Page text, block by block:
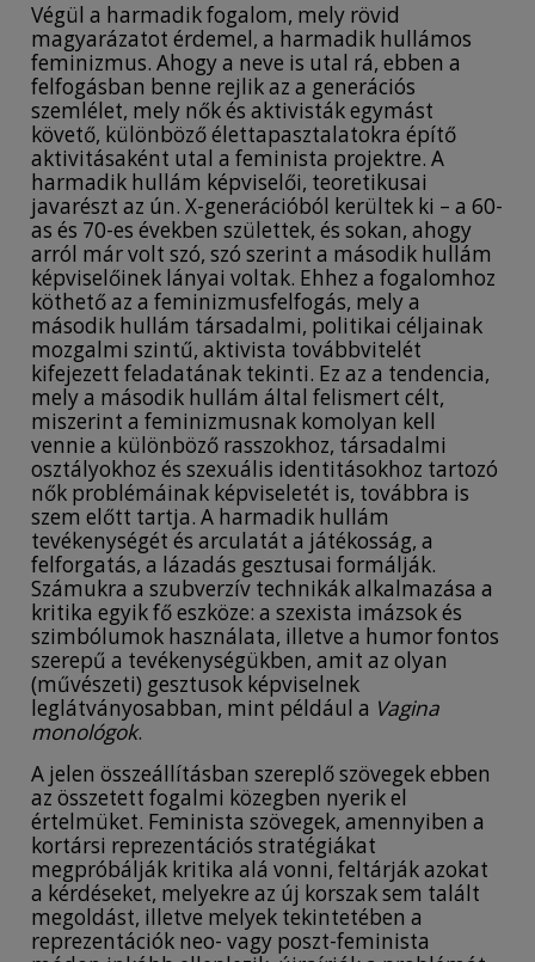
Végül a harmadik fogalom, mely rövid
magyarázatot érdemel, a harmadik hullámos
feminizmus. Ahogy a neve is utal rá, ebben a
felfogásban benne rejlik az a generációs
szemlélet, mely nők és aktivisták egymást
követő, különböző élettapasztalatokra építő
aktivitásaként utal a feminista projektre. A
harmadik hullám képviselői, teoretikusai
javarészt az ún. X-generációból kerültek ki – a 60-
as és 70-es években születtek, és sokan, ahogy
arról már volt szó, szó szerint a második hullám
képviselőinek lányai voltak. Ehhez a fogalomhoz
köthető az a feminizmusfelfogás, mely a
második hullám társadalmi, politikai céljainak
mozgalmi szintű, aktivista továbbvitelét
kifejezett feladatának tekinti. Ez az a tendencia,
mely a második hullám által felismert célt,
miszerint a feminizmusnak komolyan kell
vennie a különböző rasszokhoz, társadalmi
osztályokhoz és szexuális identitásokhoz tartozó
nők problémáinak képviseletét is, továbbra is
szem előtt tartja. A harmadik hullám
tevékenységét és arculatát a játékosság, a
felforgatás, a lázadás gesztusai formálják.
Számukra a szubverzív technikák alkalmazása a
kritika egyik fő eszköze: a szexista imázsok és
szimbólumok használata, illetve a humor fontos
szerepű a tevékenységükben, amit az olyan
(művészeti) gesztusok képviselnek
leglátványosabban, mint például a Vagina
monológok.
A jelen összeállításban szereplő szövegek ebben
az összetett fogalmi közegben nyerik el
értelmüket. Feminista szövegek, amennyiben a
kortársi reprezentációs stratégiákat
megpróbálják kritika alá vonni, feltárják azokat
a kérdéseket, melyekre az új korszak sem talált
megoldást, illetve melyek tekintetében a
reprezentációk neo- vagy poszt-feminista